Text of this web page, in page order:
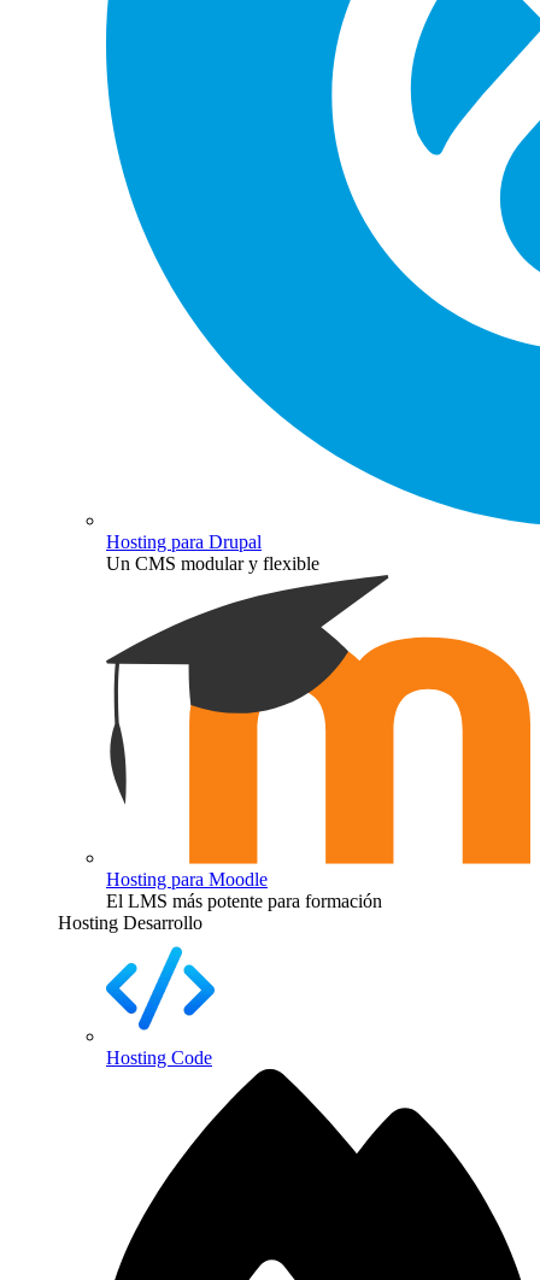
Hosting para Drupal
Un CMS modular y flexible
Hosting para Moodle
El LMS más potente para formación
Hosting Desarrollo
Hosting Code